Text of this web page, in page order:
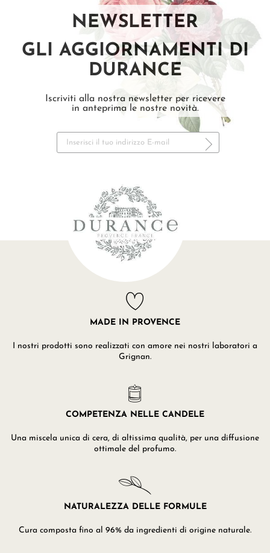
NEWSLETTER
GLI AGGIORNAMENTI DI
DURANCE
Iscriviti alla nostra newsletter per ricevere
in anteprima le nostre novità.
MADE IN PROVENCE
I nostri prodotti sono realizzati con amore nei nostri laboratori a
Grignan.
COMPETENZA NELLE CANDELE
Una miscela unica di cera, di altissima qualità, per una diffusione
ottimale del profumo.
NATURALEZZA DELLE FORMULE
Cura composta fino al 96% da ingredienti di origine naturale.